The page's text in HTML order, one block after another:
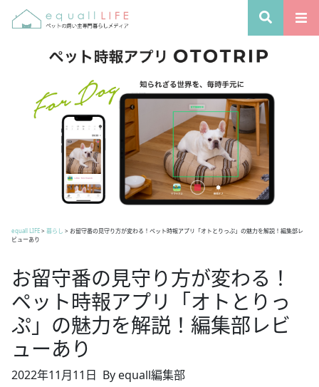
equall LIFE> 暮らし > お留守番の見守り方が変わる！ペット時報アプリ「オトとりっぷ」の魅力を解説！編集部レ
ビューあり
お留守番の見守り方が変わる！
ペット時報アプリ「オトとりっ
ぷ」の魅力を解説！編集部レビ
ューあり
2022年11月11日 By equall編集部